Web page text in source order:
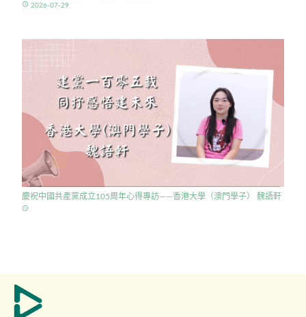
access_time 2026-07-29
慶祝中國共產黨成立105周年心得專訪——香港大學（澳門學子） 魏語軒
access_time